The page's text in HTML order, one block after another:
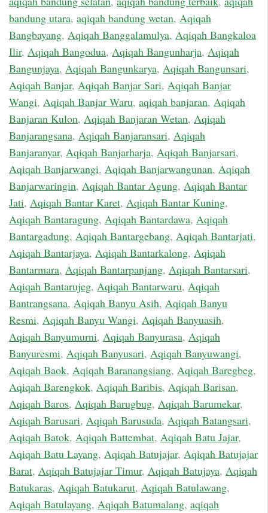
bandung utara, aqiqah bandung wetan, Aqiqah
Bangbayang, Aqiqah Banggalamulya, Aqiqah Bangkaloa
Ilir, Aqiqah Bangodua, Aqiqah Bangunharja, Aqiqah
Bangunjaya, Aqiqah Bangunkarya, Aqiqah Bangunsari,
Aqiqah Banjar, Aqiqah Banjar Sari, Aqiqah Banjar
Wangi, Aqiqah Banjar Waru, aqiqah banjaran, Aqiqah
Banjaran Kulon, Aqiqah Banjaran Wetan, Aqiqah
Banjarangsana, Aqiqah Banjaransari, Aqiqah
Banjaranyar, Aqiqah Banjarharja, Aqiqah Banjarsari,
Aqiqah Banjarwangi, Aqiqah Banjarwangunan, Aqiqah
Banjarwaringin, Aqiqah Bantar Agung, Aqiqah Bantar
Jati, Aqiqah Bantar Karet, Aqiqah Bantar Kuning,
Aqiqah Bantaragung, Aqiqah Bantardawa, Aqiqah
Bantargadung, Aqiqah Bantargebang, Aqiqah Bantarjati,
Aqiqah Bantarjaya, Aqiqah Bantarkalong, Aqiqah
Bantarmara, Aqiqah Bantarpanjang, Aqiqah Bantarsari,
Aqiqah Bantarujeg, Aqiqah Bantarwaru, Aqiqah
Bantrangsana, Aqiqah Banyu Asih, Aqiqah Banyu
Resmi, Aqiqah Banyu Wangi, Aqiqah Banyuasih,
Aqiqah Banyumurni, Aqiqah Banyurasa, Aqiqah
Banyuresmi, Aqiqah Banyusari, Aqiqah Banyuwangi,
Aqiqah Baok, Aqiqah Baranangsiang, Aqiqah Baregbeg,
Aqiqah Barengkok, Aqiqah Baribis, Aqiqah Barisan,
Aqiqah Baros, Aqiqah Barugbug, Aqiqah Barumekar,
Aqiqah Barusari, Aqiqah Barusuda, Aqiqah Batangsari,
Aqiqah Batok, Aqiqah Battembat, Aqiqah Batu Jajar,
Aqiqah Batu Layang, Aqiqah Batujajar, Aqiqah Batujajar
Barat, Aqiqah Batujajar Timur, Aqiqah Batujaya, Aqiqah
Batukaras, Aqiqah Batukarut, Aqiqah Batulawang,
Aqiqah Batulayang, Aqiqah Batumalang, aqiqah